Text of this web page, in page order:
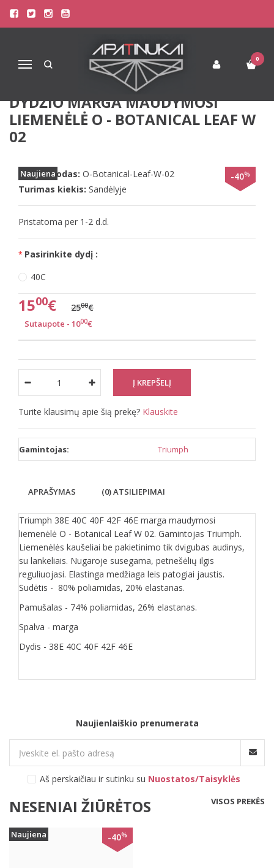
Navigacija
0
Pagrindinis
Paplūdimio Apranga
Maudymosi Kostiumėliai / Maudymukai
TRIUMPH 38E 40C 40F 42F 46E
DYDŽIO MARGA MAUDYMOSI
LIEMENĖLĖ O - BOTANICAL LEAF W
02
Naujiena -40%
Prekės kodas: O-Botanical-Leaf-W-02
Turimas kiekis: Sandėlyje
Pristatoma per 1-2 d.d.
Pasirinkite dydį :
40C
1500€ 2500€
Sutaupote - 1000€
Turite klausimų apie šią prekę? Klauskite
Gamintojas: Triumph
APRAŠYMAS (0) ATSILIEPIMAI
Triumph 38E 40C 40F 42F 46E marga maudymosi
liemenėlė O - Botanical Leaf W 02. Gamintojas Triumph.
Liemenėlės kaušeliai be pakietinimo tik dvigubas audinys,
su lankeliais. Nugaroje susegama, petnešėlių ilgis
reguliuojasi. Elastinga medžiaga leis patogiai jaustis.
Sudėtis - 80% poliamidas, 20% elastanas.
Pamušalas - 74% poliamidas, 26% elastanas.
Spalva - marga
Dydis - 38E 40C 40F 42F 46E
Naujienlaiškio prenumerata
Aš perskaičiau ir sutinku su Nuostatos/Taisyklės
NESENIAI ŽIŪRĖTOS VISOS PREKĖS
Naujiena -40%